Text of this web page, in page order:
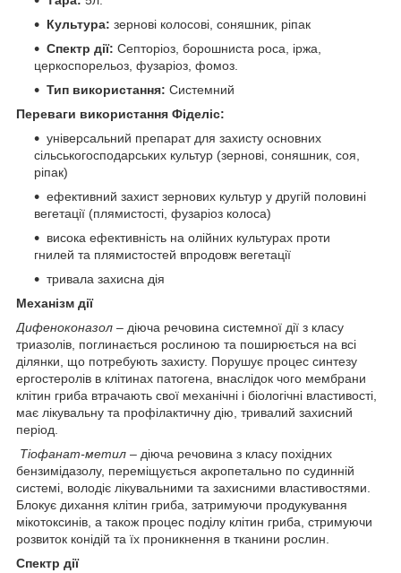
Культура: зернові колосові, соняшник, ріпак
Спектр дії: Септоріоз, борошниста роса, іржа,
церкоспорельоз, фузаріоз, фомоз.
Тип використання: Системний
Переваги використання Фіделіс:
універсальний препарат для захисту основних
сільськогосподарських культур (зернові, соняшник, соя,
ріпак)
ефективний захист зернових культур у другій половині
вегетації (плямистості, фузаріоз колоса)
висока ефективність на олійних культурах проти
гнилей та плямистостей впродовж вегетації
тривала захисна дія
Механізм дії
Дифеноконазол ‒ діюча речовина системної дії з класу
триазолів, поглинається рослиною та поширюється на всі
ділянки, що потребують захисту. Порушує процес синтезу
ергостеролів в клітинах патогена, внаслідок чого мембрани
клітин гриба втрачають свої механічні і біологічні властивості,
має лікувальну та профілактичну дію, тривалий захисний
період.
Тіофанат-метил – діюча речовина з класу похідних
бензимідазолу, переміщується акропетально по судинній
системі, володіє лікувальними та захисними властивостями.
Блокує дихання клітин гриба, затримуючи продукування
мікотоксинів, а також процес поділу клітин гриба, стримуючи
розвиток конідій та їх проникнення в тканини рослин.
Спектр дії